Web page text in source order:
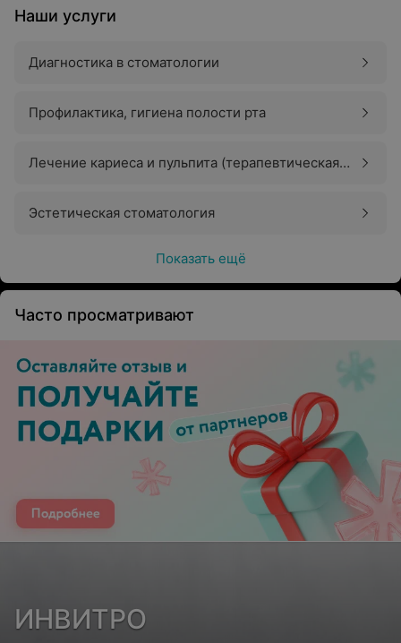
Наши услуги
Диагностика в стоматологии
Профилактика, гигиена полости рта
Лечение кариеса и пульпита (терапевтическая
Эстетическая стоматология
Показать ещё
Часто просматривают
ИНВИТРО